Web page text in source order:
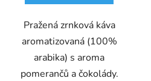
Pražená zrnková káva
aromatizovaná (100%
arabika) s aroma
pomerančů a čokolády.